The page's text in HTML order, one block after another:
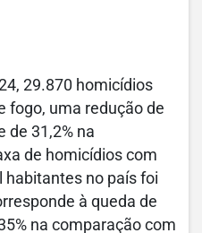
29.870 homicídios
fogo, uma redução de
de 31,2% na
de homicídios com
habitantes no país foi
à queda de
na comparação com